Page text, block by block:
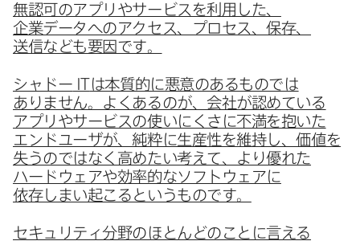
無認可の​アプリや​サービスを​利用した、​
企業データへの​アクセス、​プロセス、​保存、​
送信なども​要因です。
シャドー ITは​本質的に​悪意の​ある​ものでは​
ありません。​よく​あるのが、​会社が​認めている​
アプリや​サービスの​使いにくさに​不満を​抱いた​
エンドユーザが、​純粋に​生産性を​維持し、​価値を​
失うのではなく​高めたい​考えて、​より​優れた​
ハードウェアや​効率的な​ソフトウェアに​
依存しまい​起こると​いう​ものです。
セキュリティ分野の​ほとんどの​ことに​言える​